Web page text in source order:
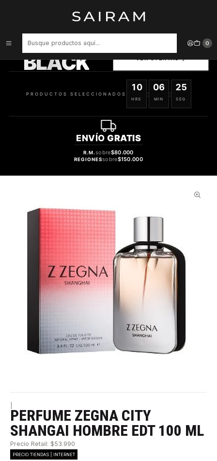
0
Perfume Zegna City Shangai Hombre Edt 100 ml
BLACK
SELECCIONADOS
PRODUCTOS SELECCIONADOS
10
HRS
:
06
MIN
:
24
SEG
ENVÍO GRATIS
R.M.sobre$80.000
REGIONESsobre$150.000
PERFUME ZEGNA CITY
SHANGAI HOMBRE EDT 100 ML
Precio Retail: $53.990
PRECIO TIENDAS | INTERNET